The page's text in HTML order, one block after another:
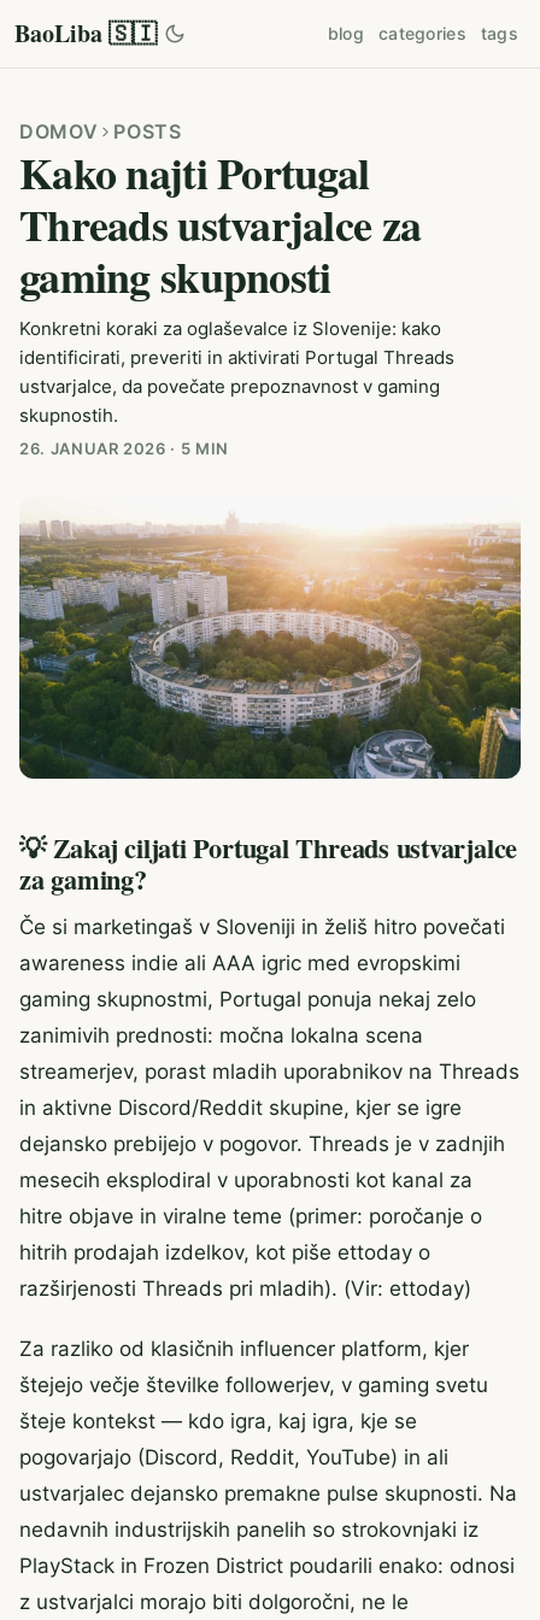
BaoLiba 🇸🇮 blog categories tags
DOMOV POSTS
Kako najti Portugal
Threads ustvarjalce za
gaming skupnosti
Konkretni koraki za oglaševalce iz Slovenije: kako
identificirati, preveriti in aktivirati Portugal Threads
ustvarjalce, da povečate prepoznavnost v gaming
skupnostih.
26. JANUAR 2026 · 5 MIN
💡 Zakaj ciljati Portugal Threads ustvarjalce
za gaming?
Če si marketingaš v Sloveniji in želiš hitro povečati
awareness indie ali AAA igric med evropskimi
gaming skupnostmi, Portugal ponuja nekaj zelo
zanimivih prednosti: močna lokalna scena
streamerjev, porast mladih uporabnikov na Threads
in aktivne Discord/Reddit skupine, kjer se igre
dejansko prebijejo v pogovor. Threads je v zadnjih
mesecih eksplodiral v uporabnosti kot kanal za
hitre objave in viralne teme (primer: poročanje o
hitrih prodajah izdelkov, kot piše ettoday o
razširjenosti Threads pri mladih). (Vir: ettoday)
Za razliko od klasičnih influencer platform, kjer
štejejo večje številke followerjev, v gaming svetu
šteje kontekst — kdo igra, kaj igra, kje se
pogovarjajo (Discord, Reddit, YouTube) in ali
ustvarjalec dejansko premakne pulse skupnosti. Na
nedavnih industrijskih panelih so strokovnjaki iz
PlayStack in Frozen District poudarili enako: odnosi
z ustvarjalci morajo biti dolgoročni, ne le